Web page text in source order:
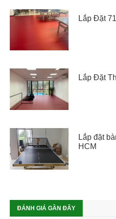
Lắp Đặt
Lắp Đặt
Lắp đặt
HCM
ĐÁNH GIÁ GẦN ĐÂY